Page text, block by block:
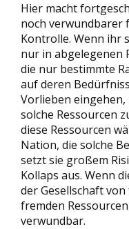
Hier macht
noch verwundbarer
Kontrolle. Wenn ihr
nur in abgelegenen
die nur bestimmte
auf deren
Vorlieben eingehen,
solche Ressourcen
diese Ressourcen
Nation, die solche
setzt sie großem
Kollaps aus. Wenn
der Gesellschaft
fremden
verwundbar.